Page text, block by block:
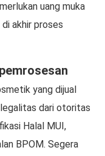
uang muka
akhir proses
yang dijual
dari otoritas
Halal MUI,
BPOM. Segera